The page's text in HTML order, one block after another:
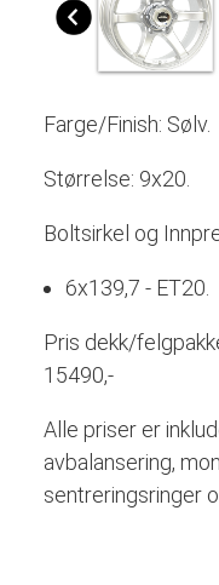
Farge/Finish: Sølv.
Størrelse: 9x20.
Boltsirkel og
6x139,7 - ET20.
Pris dekk/
15490,-
Alle priser er
avbalansering,
sentreringsringer